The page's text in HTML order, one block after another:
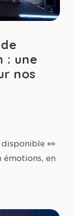
: une
nos
👀
émotions, en